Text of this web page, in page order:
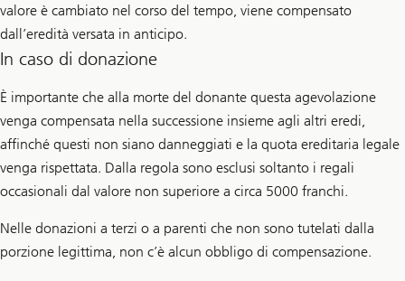
valore è cambiato nel corso del tempo, viene compensato
dall’eredità versata in anticipo.
In caso di donazione
È importante che alla morte del donante questa agevolazione
venga compensata nella successione insieme agli altri eredi,
affinché questi non siano danneggiati e la quota ereditaria legale
venga rispettata. Dalla regola sono esclusi soltanto i regali
occasionali dal valore non superiore a circa 5000 franchi.
Nelle donazioni a terzi o a parenti che non sono tutelati dalla
porzione legittima, non c’è alcun obbligo di compensazione.